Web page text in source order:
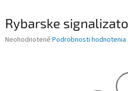
Rybarske
Priemerné
Neohodnotené Podrobnosti hodnotenia